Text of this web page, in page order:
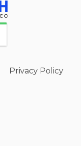
Privacy Policy